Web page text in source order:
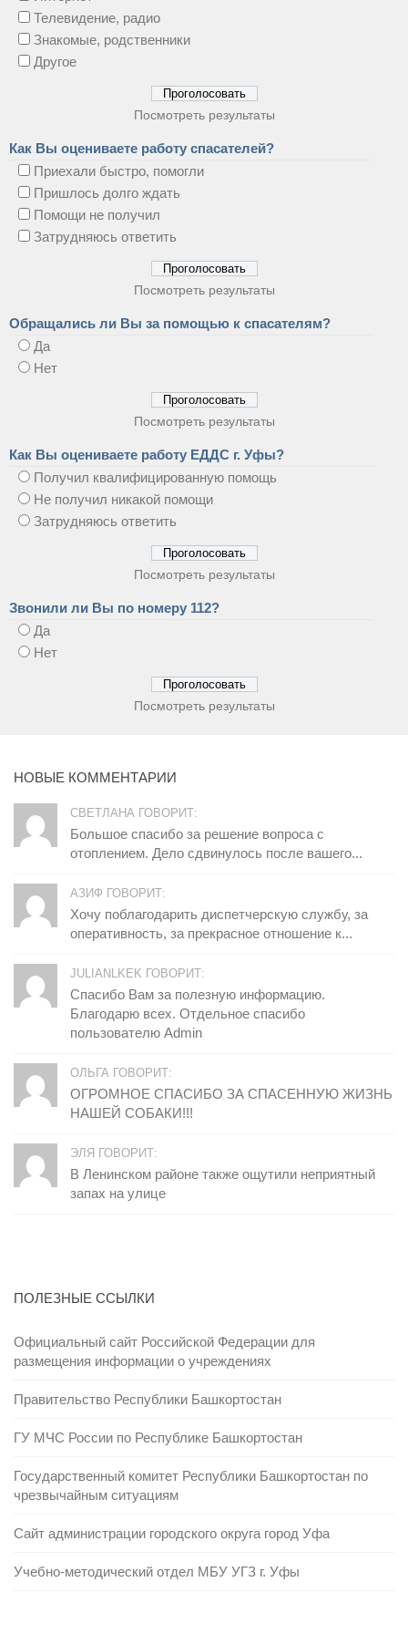
Телевидение, радио
Знакомые, родственники
Другое
Посмотреть результаты
Как Вы оцениваете работу спасателей?
Приехали быстро, помогли
Пришлось долго ждать
Помощи не получил
Затрудняюсь ответить
Посмотреть результаты
Обращались ли Вы за помощью к спасателям?
Да
Нет
Посмотреть результаты
Как Вы оцениваете работу ЕДДС г. Уфы?
Получил квалифицированную помощь
Не получил никакой помощи
Затрудняюсь ответить
Посмотреть результаты
Звонили ли Вы по номеру 112?
Да
Нет
Посмотреть результаты
НОВЫЕ КОММЕНТАРИИ
СВЕТЛАНА ГОВОРИТ:
Большое спасибо за решение вопроса с
отоплением. Дело сдвинулось после вашего...
АЗИФ ГОВОРИТ:
Хочу поблагодарить диспетчерскую службу, за
оперативность, за прекрасное отношение к...
JULIANLKEK ГОВОРИТ:
Спасибо Вам за полезную информацию.
Благодарю всех. Отдельное спасибо
пользователю Admin
ОЛЬГА ГОВОРИТ:
ОГРОМНОЕ СПАСИБО ЗА СПАСЕННУЮ ЖИЗНЬ
НАШЕЙ СОБАКИ!!!
ЭЛЯ ГОВОРИТ:
В Ленинском районе также ощутили неприятный
запах на улице
ПОЛЕЗНЫЕ ССЫЛКИ
Официальный сайт Российской Федерации для
размещения информации о учреждениях
Правительство Республики Башкортостан
ГУ МЧС России по Республике Башкортостан
Государственный комитет Республики Башкортостан по
чрезвычайным ситуациям
Сайт администрации городского округа город Уфа
Учебно-методический отдел МБУ УГЗ г. Уфы